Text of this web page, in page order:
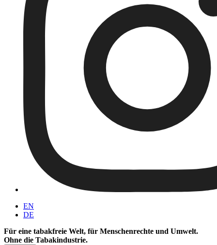
EN
DE
Für eine tabakfreie Welt, für Menschenrechte und Umwelt.
Ohne die Tabakindustrie.